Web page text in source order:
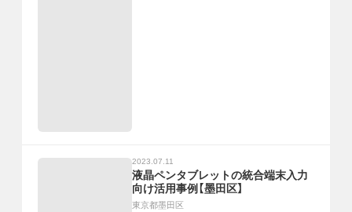
2023.07.11
液晶ペンタブレットの統合端末入力
向け活用事例【墨田区】
東京都墨田区